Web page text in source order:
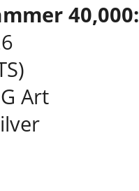
Art